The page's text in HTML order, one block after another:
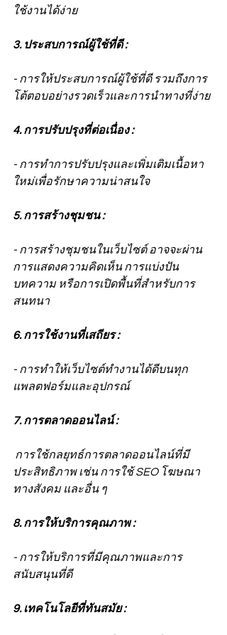
ใช้งานได้ง่าย
3. ประสบการณ์ผู้ใช้ที่ดี :
- การให้ประสบการณ์ผู้ใช้ที่ดี รวมถึงการ
โต้ตอบอย่างรวดเร็วและการนำทางที่ง่าย
4. การปรับปรุงที่ต่อเนื่อง :
- การทำการปรับปรุงและเพิ่มเติมเนื้อหา
ใหม่เพื่อรักษาความน่าสนใจ
5. การสร้างชุมชน :
- การสร้างชุมชนในเว็บไซต์ อาจจะผ่าน
การแสดงความคิดเห็น การแบ่งปัน
บทความ หรือการเปิดพื้นที่สำหรับการ
สนทนา
6. การใช้งานที่เสถียร :
- การทำให้เว็บไซต์ทำงานได้ดีบนทุก
แพลตฟอร์มและอุปกรณ์
7. การตลาดออนไลน์ :
ประสิทธิภาพ เช่น การใช้ SEO โฆษณา
ทางสังคม และอื่น ๆ
8. การให้บริการคุณภาพ :
- การให้บริการที่มีคุณภาพและการ
สนับสนุนที่ดี
9. เทคโนโลยีที่ทันสมัย :